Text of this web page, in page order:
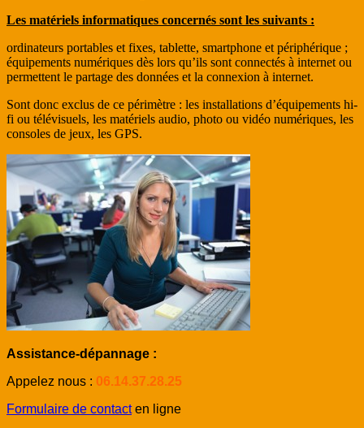
Les matériels informatiques concernés sont les suivants :
ordinateurs portables et fixes, tablette, smartphone et périphérique ;
équipements numériques dès lors qu’ils sont connectés à internet ou
permettent le partage des données et la connexion à internet.
Sont donc exclus de ce périmètre : les installations d’équipements hi-
fi ou télévisuels, les matériels audio, photo ou vidéo numériques, les
consoles de jeux, les GPS.
Assistance-dépannage :
Appelez nous : 06.14.37.28.25
Formulaire de contacten ligne